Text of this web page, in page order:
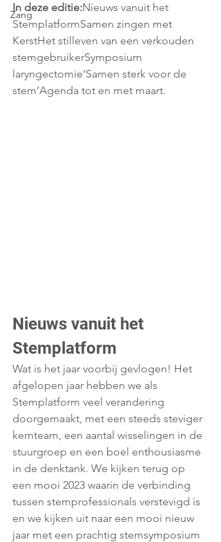
Zang
In deze editie:Nieuws vanuit het
StemplatformSamen zingen met
KerstHet stilleven van een verkouden
stemgebruikerSymposium
laryngectomie‘Samen sterk voor de
stem’Agenda tot en met maart.
Nieuws vanuit het
Stemplatform
Wat is het jaar voorbij gevlogen! Het
afgelopen jaar hebben we als
Stemplatform veel verandering
doorgemaakt, met een steeds steviger
kernteam, een aantal wisselingen in de
stuurgroep en een boel enthousiasme
in de denktank. We kijken terug op
een mooi 2023 waarin de verbinding
tussen stemprofessionals verstevigd is
en we kijken uit naar een mooi nieuw
jaar met een prachtig stemsymposium